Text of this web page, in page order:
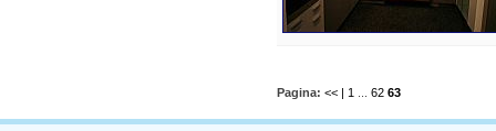
Pagina: << | 1 62 63